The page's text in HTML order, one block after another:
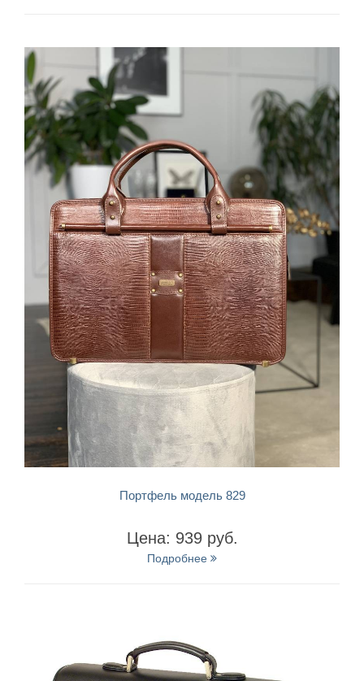
Портфель модель 829
Цена: 939 руб.
Подробнее